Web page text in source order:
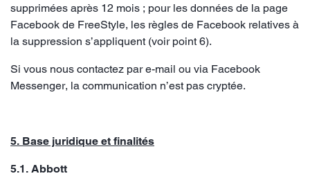
supprimées après 12 mois ; pour les données de la page
Facebook de FreeStyle, les règles de Facebook relatives à
la suppression s’appliquent (voir point 6).
Si vous nous contactez par e-mail ou via Facebook
Messenger, la communication n’est pas cryptée.
5. Base juridique et finalités
5.1. Abbott